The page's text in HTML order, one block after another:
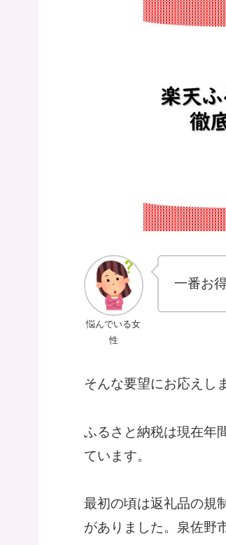
悩んでいる女
性
一番お
そんな要望にお応えし
ふるさと納税は現在年
ています。
最初の頃は返礼品の規
がありました。泉佐野